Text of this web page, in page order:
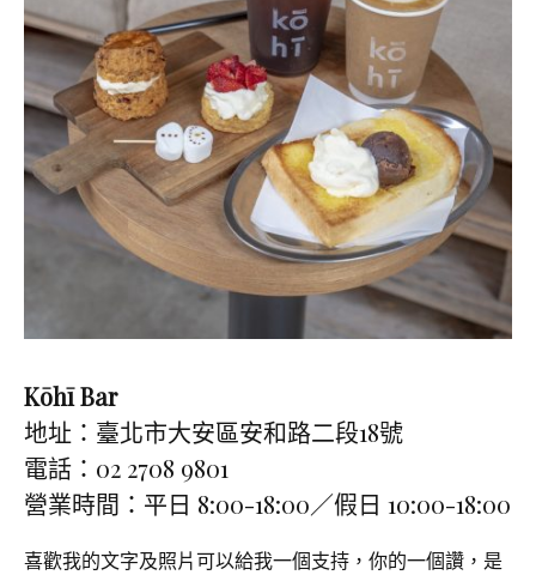
Kōhī Bar
地址：臺北市大安區安和路二段18號
電話：02 2708 9801
營業時間：平日 8:00-18:00／假日 10:00-18:00
喜歡我的文字及照片可以給我一個支持，你的一個讚，是